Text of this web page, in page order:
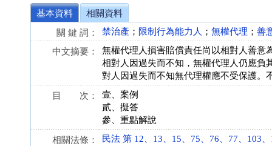
基本資料
相關資料
關 鍵 詞：
禁治產 ； 限制行為能力人 ； 無權代理 ； 善
中文摘要：
無權代理人損害賠償責任尚以相對人善意
相對人因過失而不知，無權代理人仍應負
對人因過失而不知無代理權應不受保護。
目 次：
壹、案例
貳、擬答
參、重點解說
相關法條：
民法 第 12、13、15、75、76、77、103